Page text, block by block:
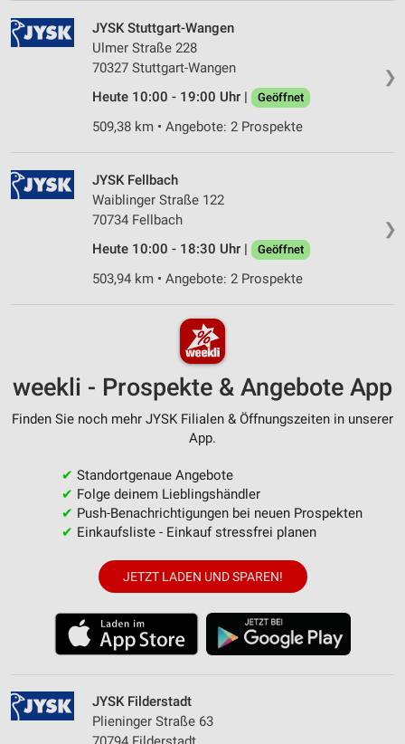
❯
JYSK Stuttgart-Wangen
Ulmer Straße 228
70327 Stuttgart-Wangen
Heute 10:00 - 19:00 Uhr |
Geöffnet
509,38 km • Angebote: 2 Prospekte
❯
JYSK Fellbach
Waiblinger Straße 122
70734 Fellbach
Heute 10:00 - 18:30 Uhr |
Geöffnet
503,94 km • Angebote: 2 Prospekte
weekli - Prospekte & Angebote App
Finden Sie noch mehr JYSK Filialen & Öffnungszeiten in unserer
App.
✔ Standortgenaue Angebote
✔ Folge deinem Lieblingshändler
✔ Push-Benachrichtigungen bei neuen Prospekten
✔ Einkaufsliste - Einkauf stressfrei planen
JETZT LADEN UND SPAREN!
JYSK Filderstadt
Plieninger Straße 63